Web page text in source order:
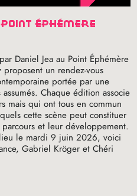
Daniel Jea au Point Éphémère
proposent un rendez-vous
portée par une
Chaque édition associe
mais qui ont tous en commun
cette scène peut constituer
et leur développement.
le mardi 9 juin 2026, voici
Gabriel Kröger et Chéri